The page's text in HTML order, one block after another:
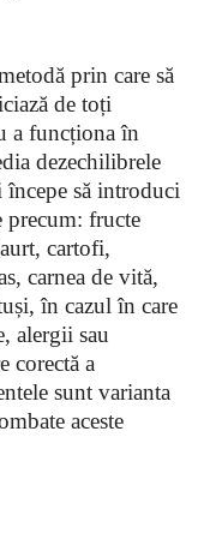
prin care să
de toți
a funcționa în
dezechilibrele
începe să introduci
precum: fructe
cartofi,
carnea de vită,
în cazul în care
alergii sau
corectă a
sunt varianta
aceste